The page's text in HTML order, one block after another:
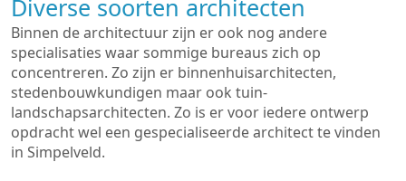
Diverse soorten architecten
Binnen de architectuur zijn er ook nog andere
specialisaties waar sommige bureaus zich op
concentreren. Zo zijn er binnenhuisarchitecten,
stedenbouwkundigen maar ook tuin-
landschapsarchitecten. Zo is er voor iedere ontwerp
opdracht wel een gespecialiseerde architect te vinden
in Simpelveld.